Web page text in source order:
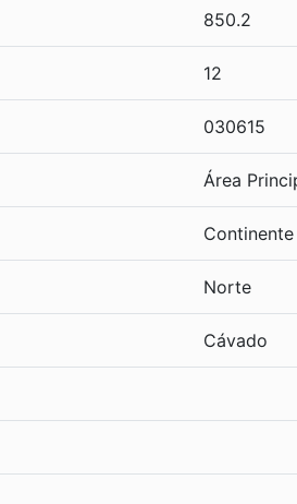
850.2
12
030615
Área
Continente
Norte
Cávado